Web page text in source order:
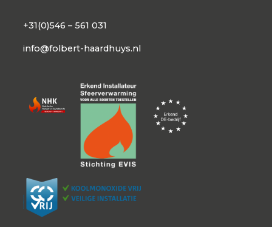
+31(0)546 – 561 031
info@folbert-haardhuys.nl